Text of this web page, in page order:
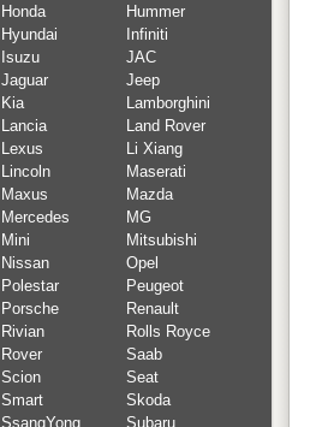
Honda
Hummer
Hyundai
Infiniti
Isuzu
JAC
Jaguar
Jeep
Kia
Lamborghini
Lancia
Land Rover
Lexus
Li Xiang
Lincoln
Maserati
Maxus
Mazda
Mercedes
MG
Mini
Mitsubishi
Nissan
Opel
Polestar
Peugeot
Porsche
Renault
Rivian
Rolls Royce
Rover
Saab
Scion
Seat
Smart
Skoda
SsangYong
Subaru